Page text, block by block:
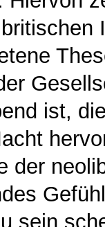
ist,
der
sein